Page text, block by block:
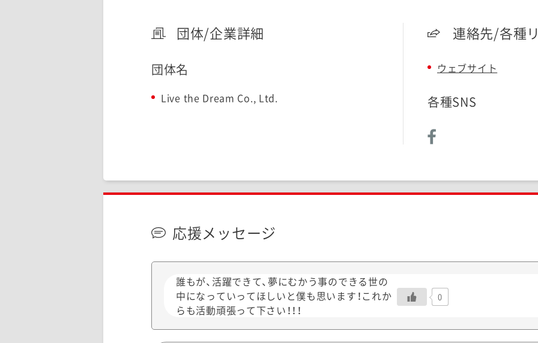
団体/企業詳細
団体名
Live the Dream Co., Ltd.
連絡先/各種
ウェブサイト
各種SNS
応援メッセージ
誰もが、活躍できて、夢にむかう事のできる世の
中になっていってほしいと僕も思います！これか
らも活動頑張って下さい！！！
0